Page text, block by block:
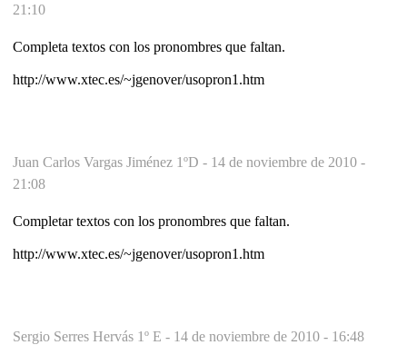
21:10
Completa textos con los pronombres que faltan.
http://www.xtec.es/~jgenover/usopron1.htm
Juan Carlos Vargas Jiménez 1ºD - 14 de noviembre de 2010 -
21:08
Completar textos con los pronombres que faltan.
http://www.xtec.es/~jgenover/usopron1.htm
Sergio Serres Hervás 1º E - 14 de noviembre de 2010 - 16:48